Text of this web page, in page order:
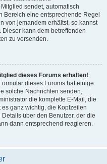
sendet, automatisch
Bereich eine entsprechende Regel
von jemandem erhältst, so kannst
kann dem betreffenden
zu versenden.
dieses Forums erhalten!
dieses Forums hat einige
solche Nachrichten senden,
die komplette E-Mail, die
ganz wichtig, die Kopfzeilen
über den Benutzer, der die
dann entsprechend reagieren.